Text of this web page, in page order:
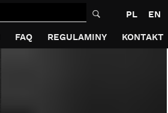
PL
EN
FAQ REGULAMINY KONTAKT